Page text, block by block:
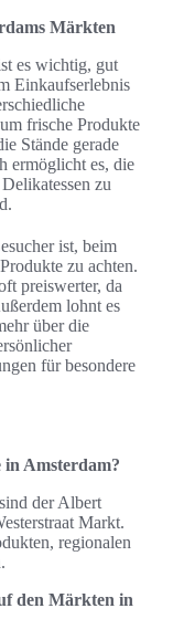
Märkten
es wichtig, gut
Einkaufserlebnis
frische Produkte
Stände gerade
ermöglicht es, die
zu
ist, beim
zu achten.
preiswerter, da
lohnt es
über die
für besondere
in Amsterdam?
der Albert
Markt.
regionalen
den Märkten in